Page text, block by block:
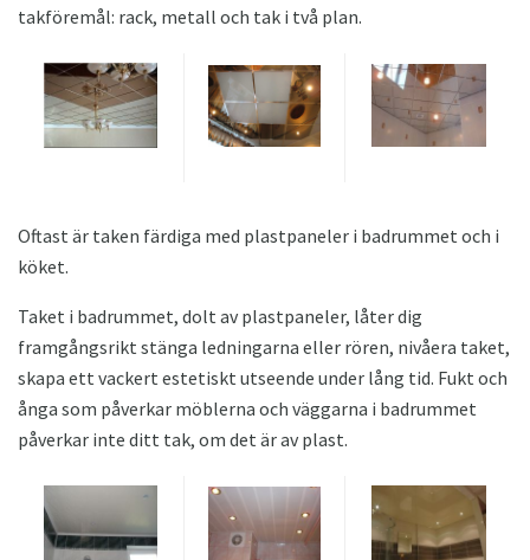
takföremål: rack, metall och tak i två plan.
Oftast är taken färdiga med plastpaneler i badrummet och i
köket.
Taket i badrummet, dolt av plastpaneler, låter dig
framgångsrikt stänga ledningarna eller rören, nivåera taket,
skapa ett vackert estetiskt utseende under lång tid. Fukt och
ånga som påverkar möblerna och väggarna i badrummet
påverkar inte ditt tak, om det är av plast.